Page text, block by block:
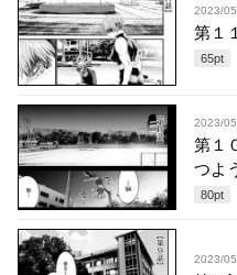
2023/
第１
65pt
2023/
第１
つよ
80pt
2023/